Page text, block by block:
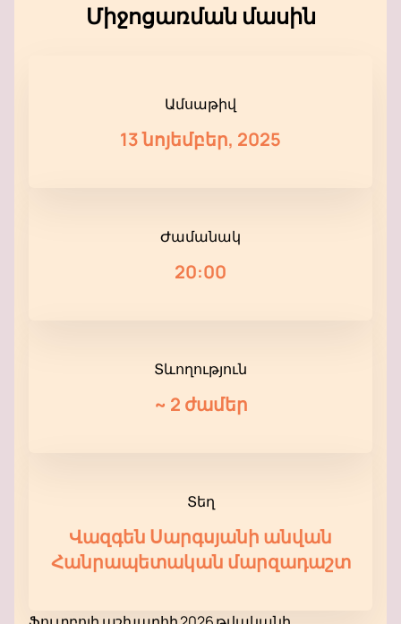
Միջոցառման մասին
Ամսաթիվ
13 նոյեմբեր, 2025
Ժամանակ
20:00
Տևողություն
~ 2 ժամեր
Տեղ
Վազգեն Սարգսյանի անվան
Հանրապետական ​​մարզադաշտ